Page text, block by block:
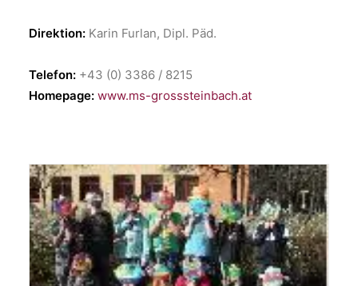
Direktion: Karin Furlan, Dipl. Päd.
Telefon: +43 (0) 3386 / 8215
Homepage: www.ms-grosssteinbach.at